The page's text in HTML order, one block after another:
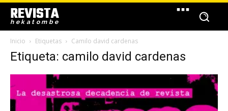
REVISTA
hekatombe
Inicio Etiquetas Camilo david cardenas
Etiqueta: camilo david cardenas